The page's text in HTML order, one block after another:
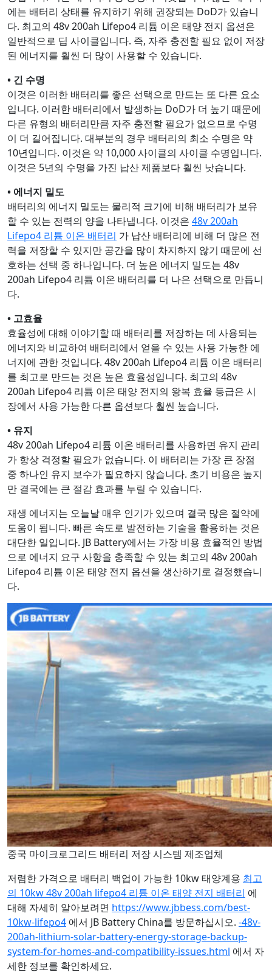
에는 배터리 상태를 유지하기 위해 권장되는 DoD가 있습니
다. 최고의 48v 200ah Lifepo4 리튬 이온 태양 전지 옵션은
일반적으로 딥 사이클입니다. 즉, 자주 충전할 필요 없이 저장
된 에너지를 훨씬 더 많이 사용할 수 있습니다.
• 긴 수명
이것은 이러한 배터리를 좋은 선택으로 만드는 또 다른 요소
입니다. 이러한 배터리에서 발생하는 DoD가 더 높기 때문에
다른 유형의 배터리만큼 자주 충전할 필요가 없으므로 수명
이 더 길어집니다. 대부분의 경우 배터리의 최소 수명은 약
10년입니다. 이것은 약 10,000 사이클의 사이클 수명입니다.
이것은 5년의 수명을 가진 납산 제품보다 훨씬 낫습니다.
• 에너지 밀도
배터리의 에너지 밀도는 물리적 크기에 비해 배터리가 보유
할 수 있는 전력의 양을 나타냅니다. 이것은 48v 200ah
Lifepo4 리튬 이온 배터리 가 납산 배터리에 비해 더 많은 전
력을 저장할 수 있지만 공간을 많이 차지하지 않기 때문에 선
호하는 선택 중 하나입니다. 더 높은 에너지 밀도는 48v
200ah Lifepo4 리튬 이온 배터리를 더 나은 선택으로 만듭니
다.
• 고효율
효율성에 대해 이야기할 때 배터리를 저장하는 데 사용되는
에너지와 비교하여 배터리에서 얻을 수 있는 사용 가능한 에
너지에 관한 것입니다. 48v 200ah Lifepo4 리튬 이온 배터리
를 최고로 만드는 것은 높은 효율성입니다. 최고의 48v
200ah Lifepo4 리튬 이온 태양 전지의 왕복 효율 등급은 시
장에서 사용 가능한 다른 옵션보다 훨씬 높습니다.
• 유지
48v 200ah Lifepo4 리튬 이온 배터리를 사용하면 유지 관리
가 항상 걱정할 필요가 없습니다. 이 배터리는 가장 큰 장점
중 하나인 유지 보수가 필요하지 않습니다. 초기 비용은 높지
만 결국에는 큰 절감 효과를 누릴 수 있습니다.
재생 에너지는 오늘날 매우 인기가 있으며 결국 많은 절약에
도움이 됩니다. 빠른 속도로 발전하는 기술을 활용하는 것은
대단한 일입니다. JB Battery에서는 가장 비용 효율적인 방법
으로 에너지 요구 사항을 충족할 수 있는 최고의 48v 200ah
Lifepo4 리튬 이온 태양 전지 옵션을 생산하기로 결정했습니
다.
중국 마이크로그리드 배터리 저장 시스템 제조업체
저렴한 가격으로 배터리 백업이 가능한 10kw 태양계용 최고
의 10kw 48v 200ah lifepo4 리튬 이온 태양 전지 배터리 에
대해 자세히 알아보려면 https://www.jbbess.com/best-
10kw-lifepo4 에서 JB Battery China를 방문하십시오. -48v-
200ah-lithium-solar-battery-energy-storage-backup-
system-for-homes-and-compatibility-issues.html 에서 자
세한 정보를 확인하세요.